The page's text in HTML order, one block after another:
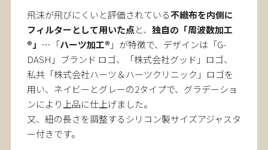
飛沫が飛びにくいと評価されている不織布を内側に
フィルターとして用いた点と、 独自の「周波数加工
®」 …「ハーツ加工® 」が特徴で、デザインは「G-
DASH」ブランド ロゴ、「株式会社グッド」ロゴ、
私共「株式会社ハーツ＆ハーツクリニック」ロゴを
用い、ネイビーとグレーの2タイプで、グラデーショ
ンにより上品に仕上げました。
又、紐の長さを調整するシリコン製サイズアジャスタ
ー付きです。